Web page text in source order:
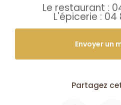
Le restaurant :
L'épicerie : 04
Envoyer un
Partagez